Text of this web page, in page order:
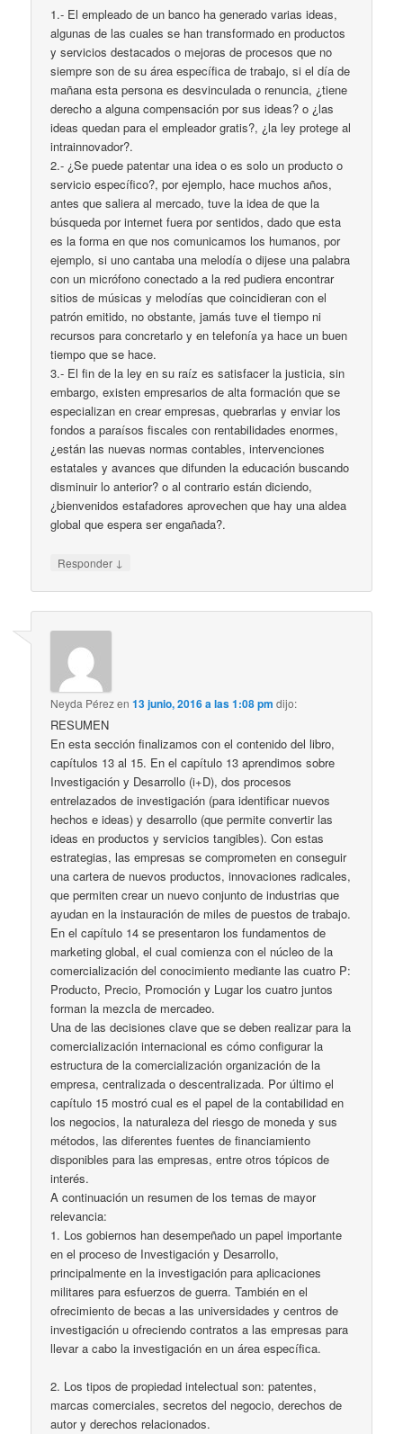
1.- El empleado de un banco ha generado varias ideas,
algunas de las cuales se han transformado en productos
y servicios destacados o mejoras de procesos que no
siempre son de su área específica de trabajo, si el día de
mañana esta persona es desvinculada o renuncia, ¿tiene
derecho a alguna compensación por sus ideas? o ¿las
ideas quedan para el empleador gratis?, ¿la ley protege al
intrainnovador?.
2.- ¿Se puede patentar una idea o es solo un producto o
servicio específico?, por ejemplo, hace muchos años,
antes que saliera al mercado, tuve la idea de que la
búsqueda por internet fuera por sentidos, dado que esta
es la forma en que nos comunicamos los humanos, por
ejemplo, si uno cantaba una melodía o dijese una palabra
con un micrófono conectado a la red pudiera encontrar
sitios de músicas y melodías que coincidieran con el
patrón emitido, no obstante, jamás tuve el tiempo ni
recursos para concretarlo y en telefonía ya hace un buen
tiempo que se hace.
3.- El fin de la ley en su raíz es satisfacer la justicia, sin
embargo, existen empresarios de alta formación que se
especializan en crear empresas, quebrarlas y enviar los
fondos a paraísos fiscales con rentabilidades enormes,
¿están las nuevas normas contables, intervenciones
estatales y avances que difunden la educación buscando
disminuir lo anterior? o al contrario están diciendo,
¿bienvenidos estafadores aprovechen que hay una aldea
global que espera ser engañada?.
Responder ↓
Neyda Pérezen13 junio, 2016 a las 1:08 pm dijo:
RESUMEN
En esta sección finalizamos con el contenido del libro,
capítulos 13 al 15. En el capítulo 13 aprendimos sobre
Investigación y Desarrollo (i+D), dos procesos
entrelazados de investigación (para identificar nuevos
hechos e ideas) y desarrollo (que permite convertir las
ideas en productos y servicios tangibles). Con estas
estrategias, las empresas se comprometen en conseguir
una cartera de nuevos productos, innovaciones radicales,
que permiten crear un nuevo conjunto de industrias que
ayudan en la instauración de miles de puestos de trabajo.
En el capítulo 14 se presentaron los fundamentos de
marketing global, el cual comienza con el núcleo de la
comercialización del conocimiento mediante las cuatro P:
Producto, Precio, Promoción y Lugar los cuatro juntos
forman la mezcla de mercadeo.
Una de las decisiones clave que se deben realizar para la
comercialización internacional es cómo configurar la
estructura de la comercialización organización de la
empresa, centralizada o descentralizada. Por último el
capítulo 15 mostró cual es el papel de la contabilidad en
los negocios, la naturaleza del riesgo de moneda y sus
métodos, las diferentes fuentes de financiamiento
disponibles para las empresas, entre otros tópicos de
interés.
A continuación un resumen de los temas de mayor
relevancia:
1. Los gobiernos han desempeñado un papel importante
en el proceso de Investigación y Desarrollo,
principalmente en la investigación para aplicaciones
militares para esfuerzos de guerra. También en el
ofrecimiento de becas a las universidades y centros de
investigación u ofreciendo contratos a las empresas para
llevar a cabo la investigación en un área específica.
2. Los tipos de propiedad intelectual son: patentes,
marcas comerciales, secretos del negocio, derechos de
autor y derechos relacionados.